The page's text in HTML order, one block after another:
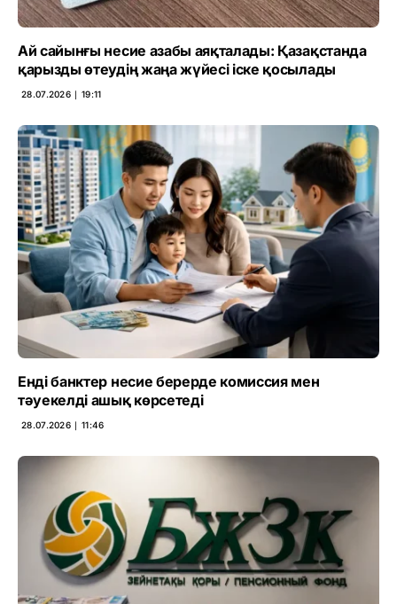
Ай сайынғы несие азабы аяқталады: Қазақстанда
қарызды өтеудің жаңа жүйесі іске қосылады
28.07.2026 ∣ 19:11
Енді банктер несие берерде комиссия мен
тәуекелді ашық көрсетеді
28.07.2026 ∣ 11:46